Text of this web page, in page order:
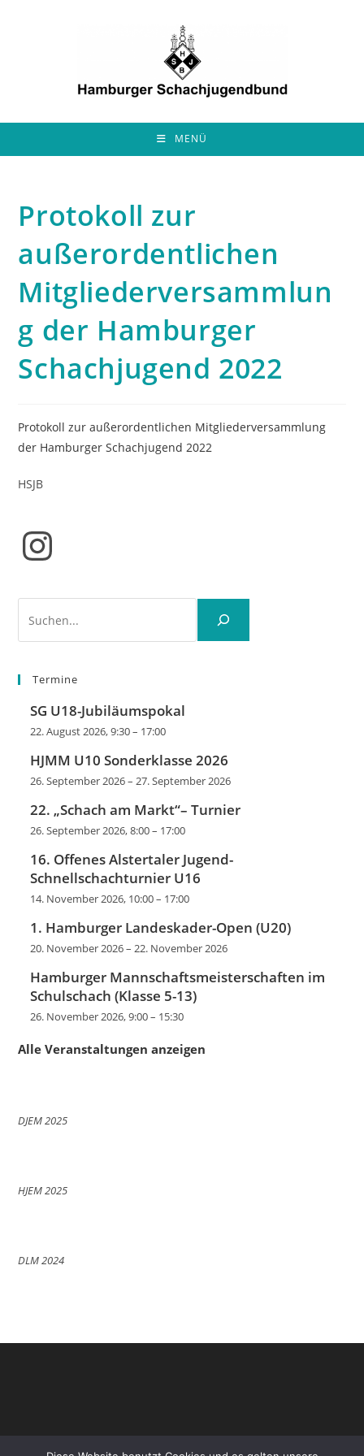
MENÜ
Protokoll zur
außerordentlichen
Mitgliederversammlun
g der Hamburger
Schachjugend 2022
Protokoll zur außerordentlichen Mitgliederversammlung
der Hamburger Schachjugend 2022
HSJB
Instagram
Termine
SG U18-Jubiläumspokal
22. August 2026, 9:30– 17:00
HJMM U10 Sonderklasse 2026
26. September 2026–27. September 2026
22. „Schach am Markt“– Turnier
26. September 2026, 8:00– 17:00
16. Offenes Alstertaler Jugend-
Schnellschachturnier U16
14. November 2026, 10:00– 17:00
1. Hamburger Landeskader-Open (U20)
20. November 2026–22. November 2026
Hamburger Mannschaftsmeisterschaften im
Schulschach (Klasse 5-13)
26. November 2026, 9:00– 15:30
Alle Veranstaltungen anzeigen
DJEM 2025
HJEM 2025
DLM 2024